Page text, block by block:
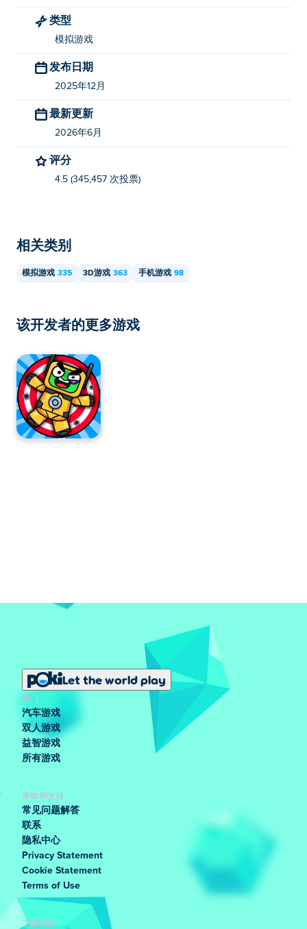
我可以在移动设备和电脑上玩《星球毁灭》吗？
您可以在电脑和移动设备（如手机和平板电脑）上玩《星
类型
模拟游戏
发布日期
2025年12月
最新更新
2026年6月
评分
4.5 (345,457 次投票)
相关类别
模拟游戏 335 3D游戏 363 手机游戏 98
该开发者的更多游戏
Let the world play
热门
汽车游戏
双人游戏
益智游戏
所有游戏
帮助和支持
常见问题解答
联系
隐私中心
Privacy Statement
Cookie Statement
Terms of Use
了解我们